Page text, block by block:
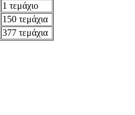
1 τεμάχιο
150 τεμάχια
377 τεμάχια